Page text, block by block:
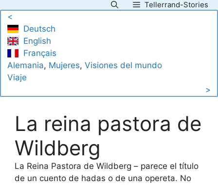
contenido
Tellerrand-Stories
<
Deutsch
English
Français
Alemania, Mujeres, Visiones del mundo
Viaje
>
La reina pastora de
Wildberg
La Reina Pastora de Wildberg – parece el título
de un cuento de hadas o de una opereta. No